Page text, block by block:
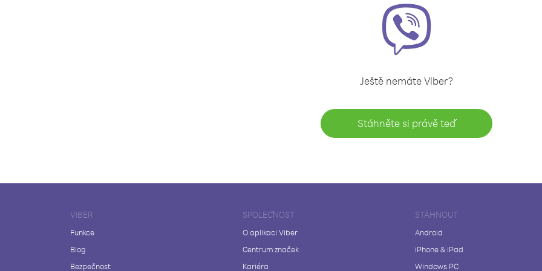
Ještě nemáte Viber?
Stáhněte si právě teď
VIBER
Funkce
Blog
Bezpečnost
SPOLEČNOST
O aplikaci Viber
Centrum značek
Kariéra
STÁHNOUT
Android
iPhone & iPad
Windows PC